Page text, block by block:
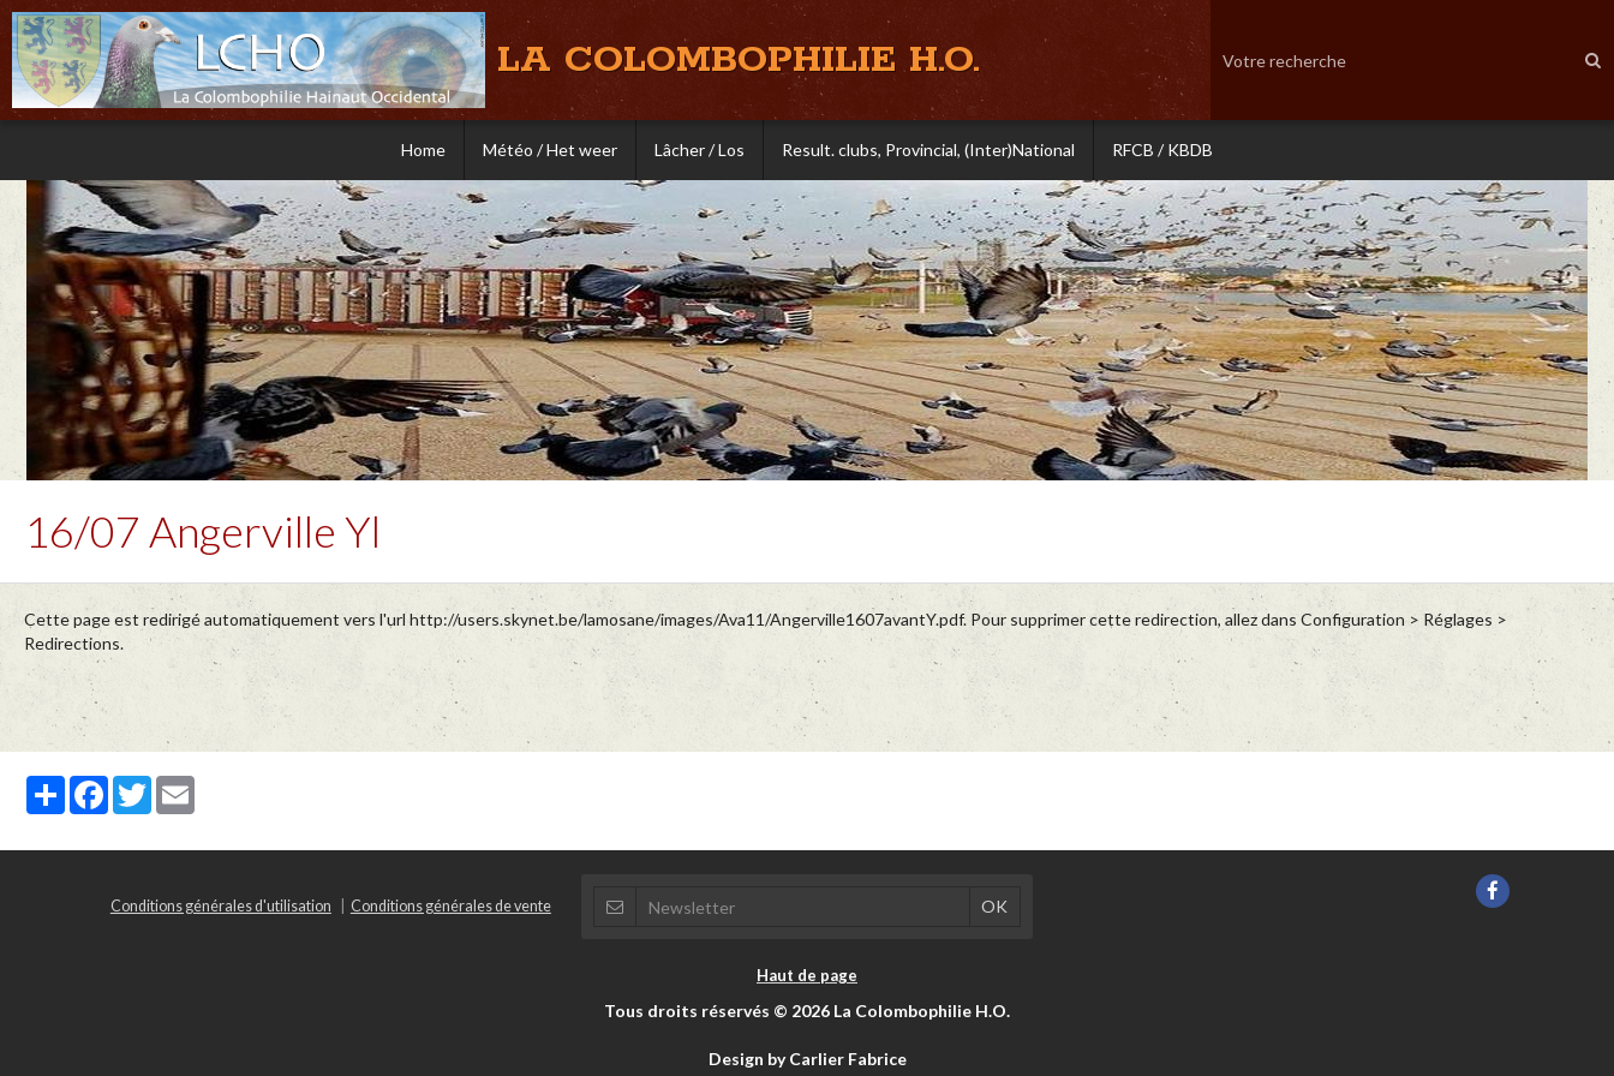
LA COLOMBOPHILIE H.O.
Home Météo / Het weer Lâcher / Los Result. clubs, Provincial, (Inter)National RFCB / KBDB
16/07 Angerville Yl
Cette page est redirigé automatiquement vers l'url http://users.skynet.be/lamosane/images/Ava11/Angerville1607avantY.pdf. Pour supprimer cette redirection, allez dans Configuration > Réglages >
Redirections.
PartagerFacebook
Twitter
Conditions générales d'utilisation Conditions générales de vente
Haut de page
Tous droits réservés © 2026 La Colombophilie H.O.
Design by Carlier Fabrice